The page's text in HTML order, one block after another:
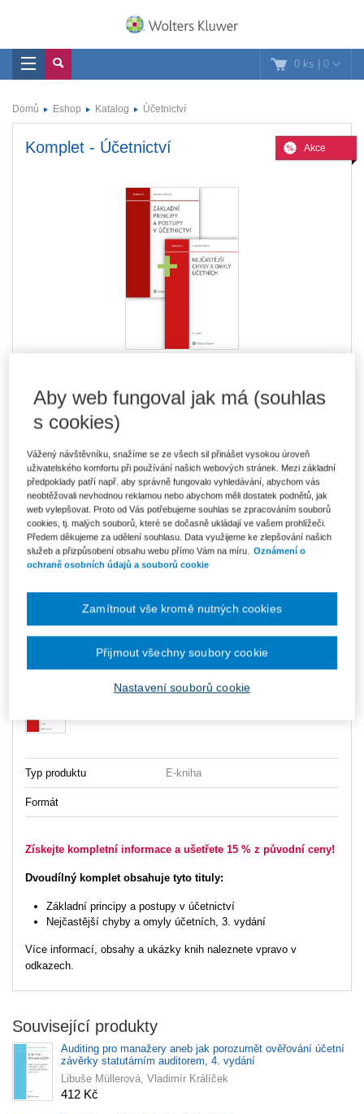
0 ks | 0
Domů Eshop Katalog Účetnictví
Akce
Komplet - Účetnictví
620 Kč
Ušetříte 109 Kč
Komplet - Účetnictví - e-knihy
V prodeji - ihned k dispozici
Co je Smarteca?
Upozorňujeme, že v období od 1.8. do 21.8. z technických
důvodů nemůžeme vystavovat daňové doklady. Budou vám
zaslány dodatečně e-mailem.
ks Vložit do košíku
Ceny jsou včetně DPH
Komplet - Účetnictví - e-knihy
Základní principy a postupy v účetnictví
Miroslava Vlčková
Nejčastější chyby a omyly účetních, 3. vydání
Typ produktu E-kniha
Formát
Získejte kompletní informace a ušetřete 15 % z původní ceny!
Dvoudílný komplet obsahuje tyto tituly:
Základní principy a postupy v účetnictví
Nejčastější chyby a omyly účetních, 3. vydání
Více informací, obsahy a ukázky knih naleznete vpravo v
odkazech.
Související produkty
Auditing pro manažery aneb jak porozumět ověřování účetní
závěrky statutárním auditorem, 4. vydání
Libuše Müllerová, Vladimír Králíček
412 Kč
Aby web fungoval jak má (souhlas
s cookies)
Vážený návštěvníku, snažíme se ze všech sil přinášet vysokou úroveň
uživatelského komfortu při používání našich webových stránek. Mezi základní
předpoklady patří např. aby správně fungovalo vyhledávání, abychom vás
neobtěžovali nevhodnou reklamou nebo abychom měli dostatek podnětů, jak
web vylepšovat. Proto od Vás potřebujeme souhlas se zpracováním souborů
cookies, tj. malých souborů, které se dočasně ukládají ve vašem prohlížeči.
Předem děkujeme za udělení souhlasu. Data využijeme ke zlepšování našich
služeb a přizpůsobení obsahu webu přímo Vám na míru.
Oznámení o
ochraně osobních údajů a souborů cookie
Nastavení souborů cookie
Zamítnout vše kromě nutných cookies
Přijmout všechny soubory cookie